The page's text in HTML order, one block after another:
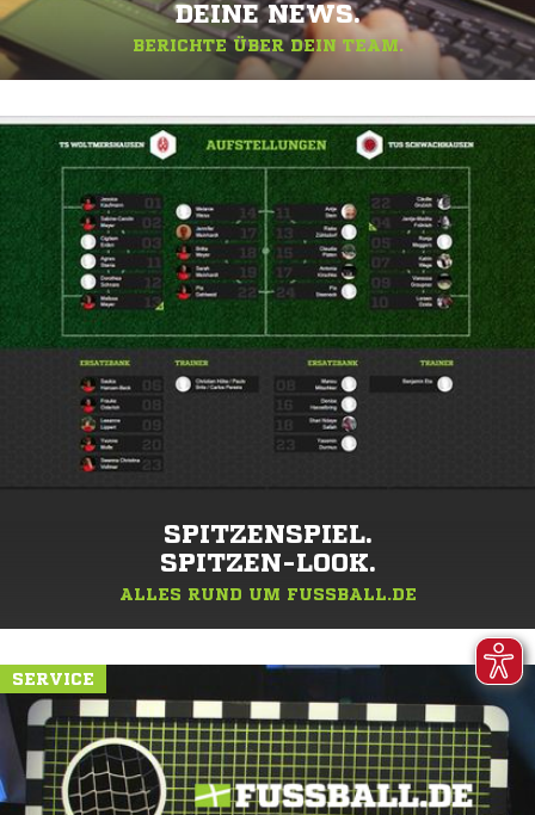
DEINE NEWS.
BERICHTE ÜBER DEIN TEAM.
SPITZENSPIEL.
SPITZEN-LOOK.
ALLES RUND UM FUSSBALL.DE
SERVICE